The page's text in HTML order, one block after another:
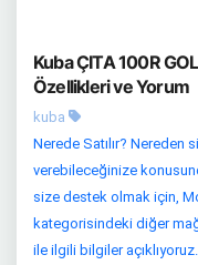
Kuba ÇITA 100R
Özellikleri ve Yorum
kuba
Nerede Satılır? Nereden
verebileceğinize
size destek olmak için,
kategorisindeki diğer
ile ilgili bilgiler